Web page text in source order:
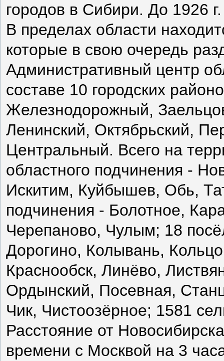
городов в Сибири. До 1926
В пределах области
которые в свою очередь
Административный центр
составе 10 городских
Железнодорожный,
Ленинский, Октябрьский,
Центральный. Всего на
областного подчинения -
Искитим, Куйбышев, Обь,
подчинения - Болотное,
Черепаново, Чулым; 18
Дорогино, Колывань,
Краснообск, Линёво,
Ордынский, Посевная,
Чик, Чистоозёрное; 1581
Расстояние от
времени с Москвой на 3